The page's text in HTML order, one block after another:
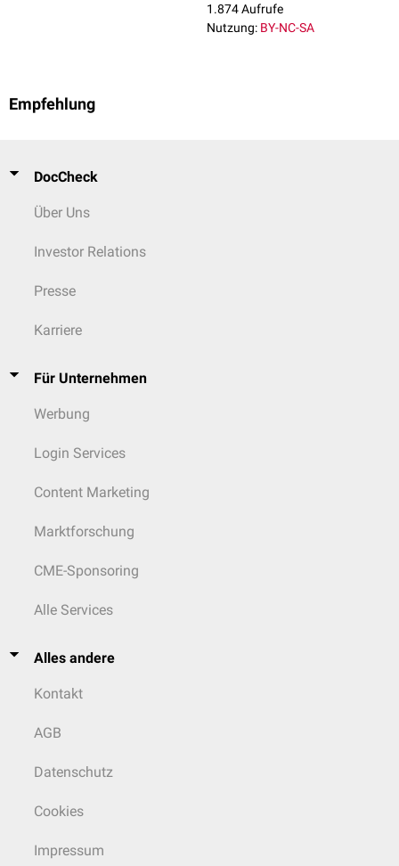
1.874 Aufrufe
Nutzung: BY-NC-SA
Empfehlung
DocCheck
Über Uns
Investor Relations
Presse
Karriere
Für Unternehmen
Werbung
Login Services
Content Marketing
Marktforschung
CME-Sponsoring
Alle Services
Alles andere
Kontakt
AGB
Datenschutz
Cookies
Impressum